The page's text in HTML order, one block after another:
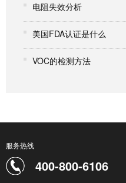
电阻失效分析
美国FDA认证是什么
VOC的检测方法
服务热线
400-800-6106